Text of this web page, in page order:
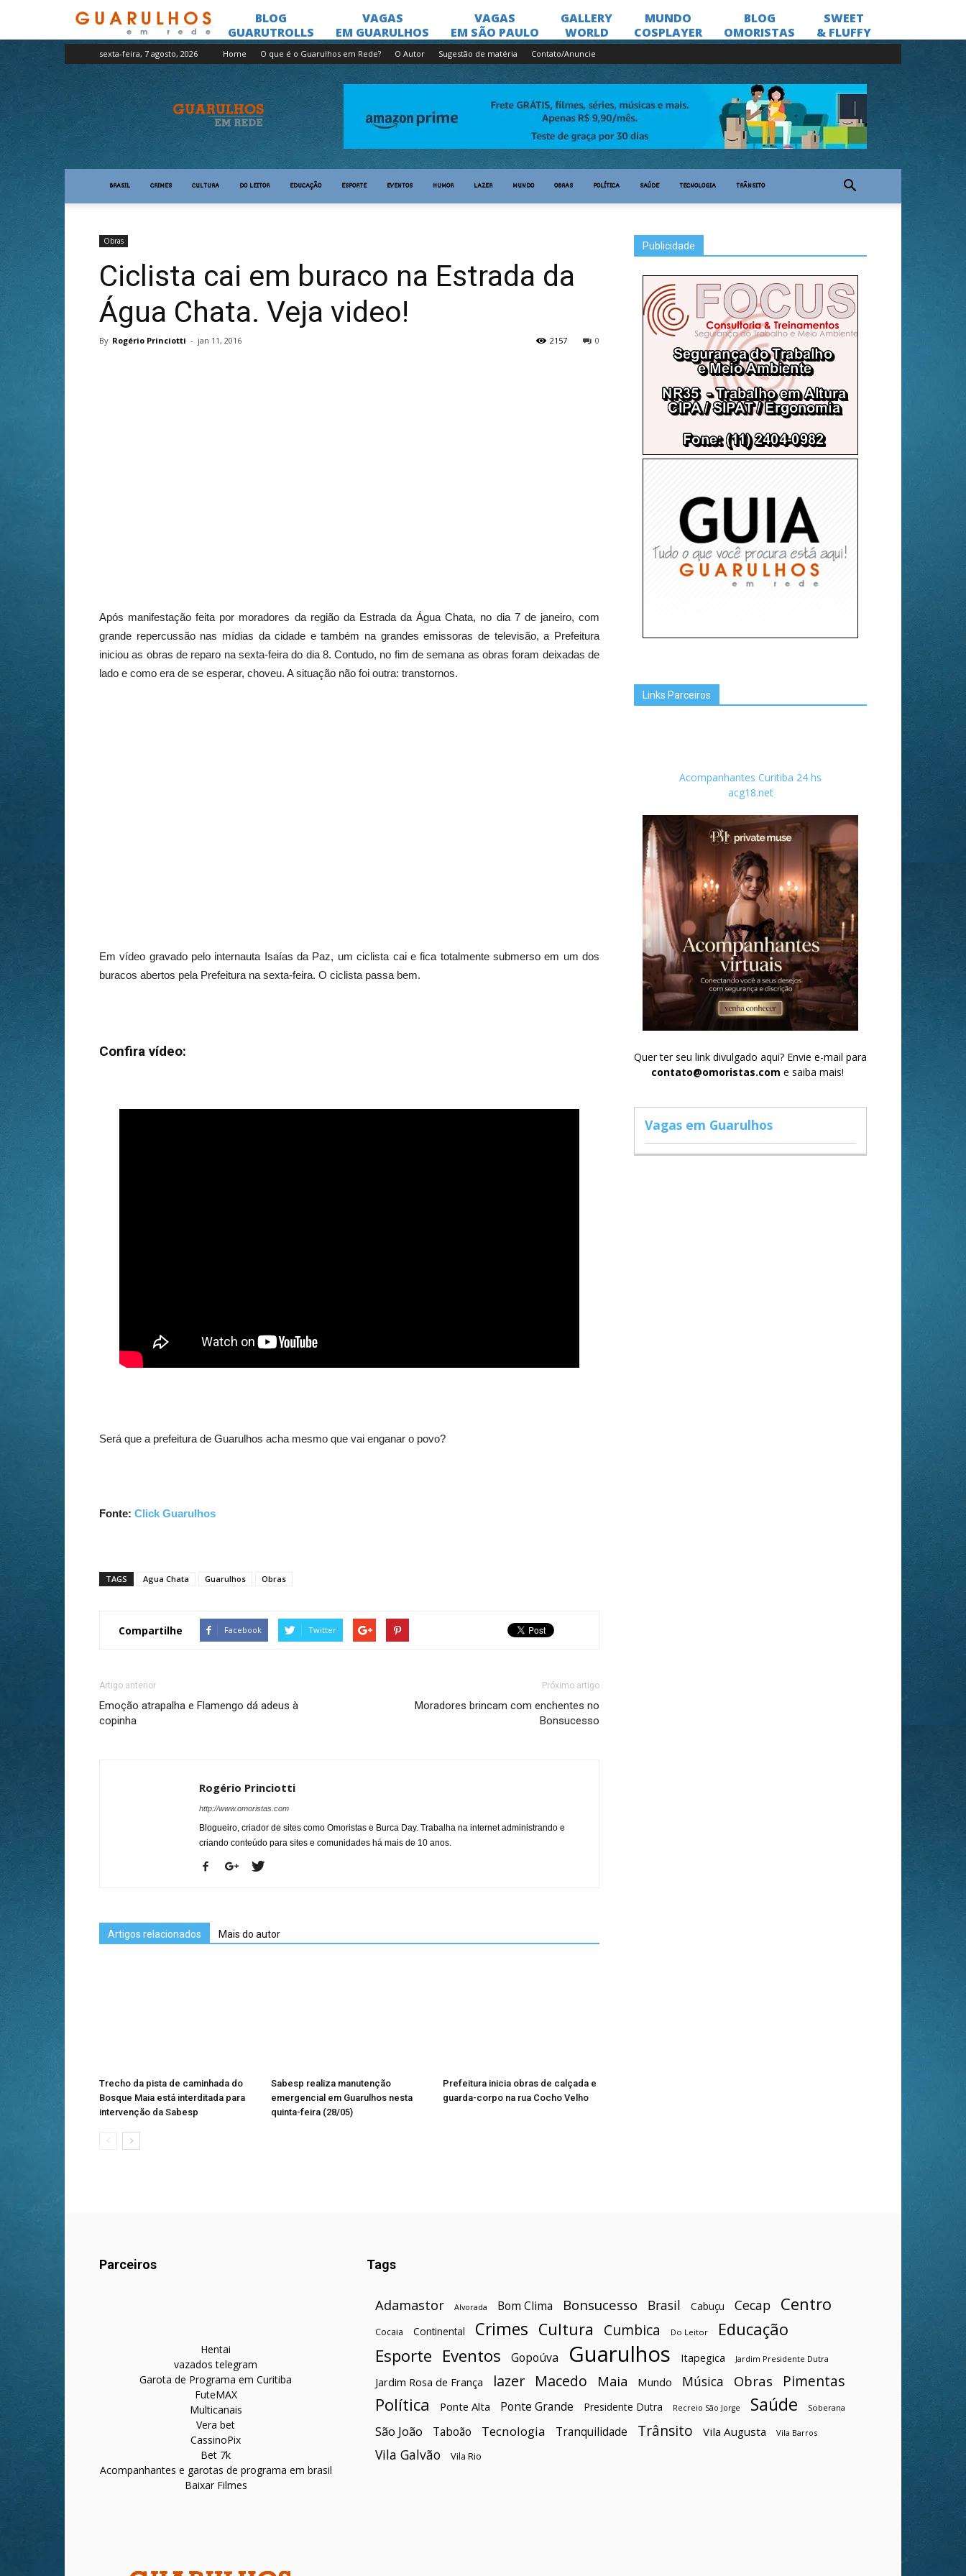
sexta-feira, 7 agosto, 2026 Home O que é o Guarulhos em Rede? O Autor Sugestão de matéria Contato/Anuncie
Guarulhos
em
Rede
BRASIL CRIMES CULTURA DO LEITOR EDUCAÇÃO ESPORTE EVENTOS HUMOR LAZER MUNDO OBRAS POLÍTICA SAÚDE TECNOLOGIA TRÂNSITO
Obras
Ciclista cai em buraco na Estrada da
Água Chata. Veja video!
By Rogério Princiotti - jan 11, 2016 0
2157
Após manifestação feita por moradores da região da Estrada da Água Chata, no dia 7 de janeiro, com
grande repercussão nas mídias da cidade e também na grandes emissoras de televisão, a Prefeitura
iniciou as obras de reparo na sexta-feira do dia 8. Contudo, no fim de semana as obras foram deixadas de
lado e como era de se esperar, choveu. A situação não foi outra: transtornos.
Em vídeo gravado pelo internauta Isaías da Paz, um ciclista cai e fica totalmente submerso em um dos
buracos abertos pela Prefeitura na sexta-feira. O ciclista passa bem.
Confira vídeo:
Será que a prefeitura de Guarulhos acha mesmo que vai enganar o povo?
Fonte: Click Guarulhos
TAGS Agua Chata Guarulhos Obras
Compartilhe Facebook Twitter
Artigo anterior
Emoção atrapalha e Flamengo dá adeus à
copinha
Próximo artigo
Moradores brincam com enchentes no
Bonsucesso
Rogério Princiotti
http://www.omoristas.com
Blogueiro, criador de sites como Omoristas e Burca Day. Trabalha na internet administrando e
criando conteúdo para sites e comunidades há mais de 10 anos.
Artigos relacionados Mais do autor
Trecho da pista de caminhada do
Bosque Maia está interditada para
intervenção da Sabesp
Sabesp realiza manutenção
emergencial em Guarulhos nesta
quinta-feira (28/05)
Prefeitura inicia obras de calçada e
guarda-corpo na rua Cocho Velho
Publicidade
Links Parceiros
Acompanhantes Curitiba 24 hs
acg18.net
Quer ter seu link divulgado aqui? Envie e-mail para
contato@omoristas.com e saiba mais!
Vagas em Guarulhos
Parceiros
Hentai
vazados telegram
Garota de Programa em Curitiba
FuteMAX
Multicanais
Vera bet
CassinoPix
Bet 7k
Acompanhantes e garotas de programa em brasil
Baixar Filmes
Tags
Adamastor Alvorada Bom Clima Bonsucesso Brasil Cabuçu Cecap Centro
Cocaia Continental Crimes Cultura Cumbica Do Leitor Educação
Esporte Eventos Gopoúva Guarulhos Itapegica Jardim Presidente Dutra
Jardim Rosa de França lazer Macedo Maia Mundo Música Obras Pimentas
Política Ponte Alta Ponte Grande Presidente Dutra Recreio São Jorge Saúde Soberana
São João Taboão Tecnologia Tranquilidade Trânsito Vila Augusta Vila Barros
Vila Galvão Vila Rio